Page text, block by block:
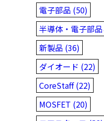
電子部品 (50)
半導体・電子部
新製品 (36)
ダイオード (22)
CoreStaff (22)
MOSFET (20)